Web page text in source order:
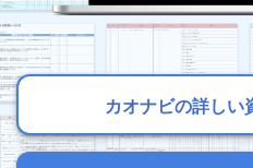
カオナビの詳しい
カオナビの詳しい
カオナビの詳しい